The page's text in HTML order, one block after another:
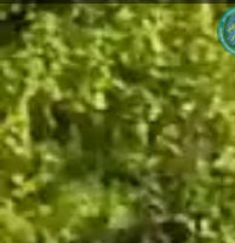
[newyear_garland]